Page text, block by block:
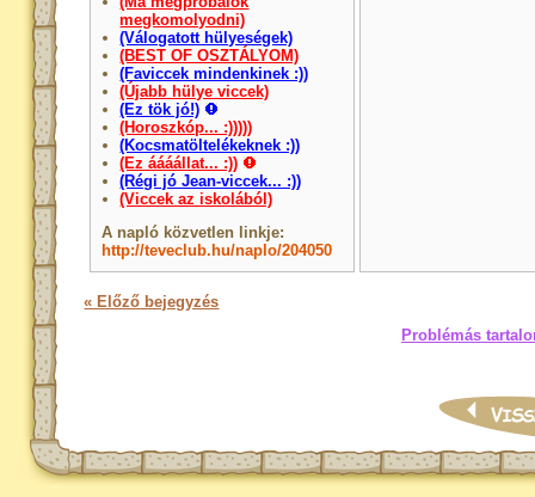
megkomolyodni)
(Válogatott hülyeségek)
(BEST OF OSZTÁLYOM)
(Faviccek mindenkinek :))
(Újabb hülye viccek)
(Ez tök jó!)
(Horoszkóp... :)))))
(Kocsmatöltelékeknek :))
(Ez áááállat... :))
(Régi jó Jean-viccek... :))
(Viccek az iskolából)
A napló közvetlen linkje:
http://teveclub.hu/naplo/204050
« Előző bejegyzés
Problémás